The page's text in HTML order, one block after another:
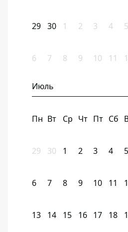
29 30 1 2 3 4 5
6 7 8 9 10 11
Июль
Пн Вт Ср Чт Пт Сб
29 30 1 2 3 4 5
6 7 8 9 10 11
13 14 15 16 17 18